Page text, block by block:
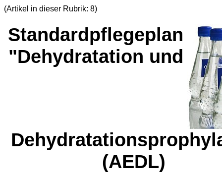
(Artikel in dieser Rubrik: 8)
Standardpflegeplan
"Dehydratation und
(AEDL)